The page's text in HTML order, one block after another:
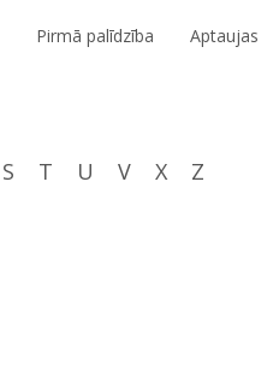
Pirmā palīdzība Aptaujas
S T U V X Z